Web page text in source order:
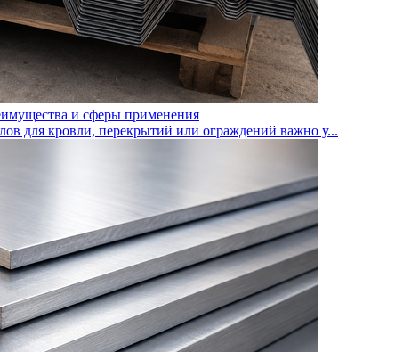
и сферы применения
для кровли, перекрытий или ограждений важно у...